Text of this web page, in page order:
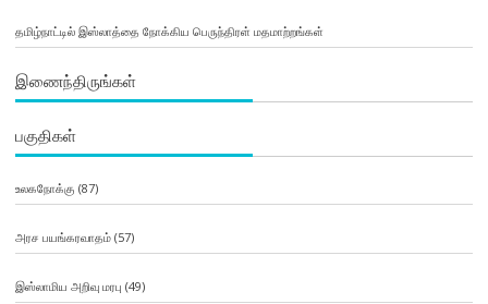
தமிழ்நாட்டில் இஸ்லாத்தை நோக்கிய பெருந்திரள் மதமாற்றங்கள்
இணைந்திருங்கள்
பகுதிகள்
உலகநோக்கு (87)
அரச பயங்கரவாதம்(57)
இஸ்லாமிய அறிவு மரபு (49)